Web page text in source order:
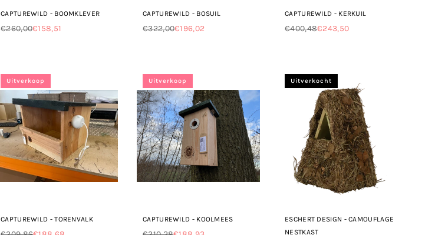
CAPTUREWILD - BOOMKLEVER
Normale
€260,00€158,51
CAPTUREWILD - BOSUIL
Normale
€322,00€196,02
CAPTUREWILD - KERKUIL
Normale
€400,48€243,50
Uitverkoop
CAPTUREWILD - TORENVALK
Uitverkoop
CAPTUREWILD - KOOLMEES
Uitverkocht
ESCHERT DESIGN - CAMOUFLAGE
NESTKAST